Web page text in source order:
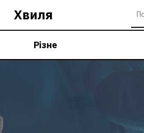
Хвиля
Різне